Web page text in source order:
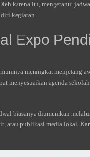
karena itu, mengetahui
kegiatan.
Expo
meningkat menjelang
menyesuaikan agenda
biasanya diumumkan
atau publikasi media lokal.